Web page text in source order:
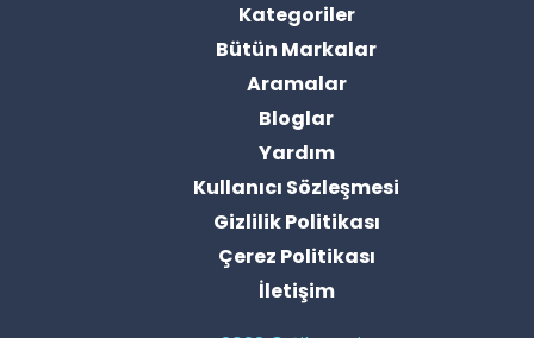
Kategoriler
Bütün Markalar
Aramalar
Bloglar
Yardım
Kullanıcı Sözleşmesi
Gizlilik Politikası
Çerez Politikası
İletişim